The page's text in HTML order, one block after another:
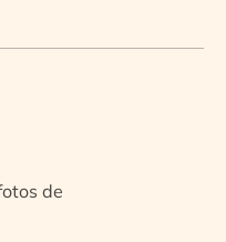
de